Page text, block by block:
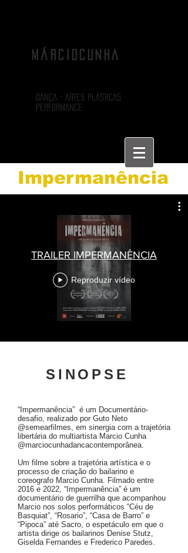
MÁRCIOCUNHA
DANÇA - ARTES PLÁSTICAS
PERFORMANCE
Impermanência
TRAILER IMPERMANÊNCIA
Reproduzir vídeo
SINOPSE
“Impermanência” é um Documentário-
desafio, realizado por Guto Neto
@semearfilmes, em sinergia com a trajetória
libertária do multiartista Marcio Cunha
@marciocunhadancacontemporânea.
Um filme sobre a trajetória artística e o
processo de criação do bailarino e
coreografo Marcio Cunha. Filmado entre
2016 e 2022, “Impermanência” é um
documentário de guerrilha que acompanhou
Marcio nos solos performáticos “Céu de
Basquiat”, “Rosario”, “Casa de Barro” e
“Pipoca” até Sacro, o espetáculo em que o
artista dirige os bailarinos Denise Stutz,
Giselda Fernandes e Frederico Paredes.